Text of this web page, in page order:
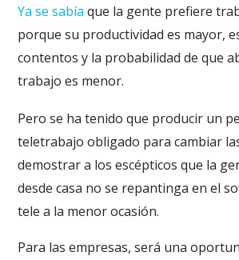
Ya se sabía que la gente prefiere
porque su productividad es mayor,
contentos y la probabilidad de que
trabajo es menor.
Pero se ha tenido que producir un
teletrabajo obligado para cambiar
demostrar a los escépticos que la
desde casa no se repantinga en el
tele a la menor ocasión.
Para las empresas, será una